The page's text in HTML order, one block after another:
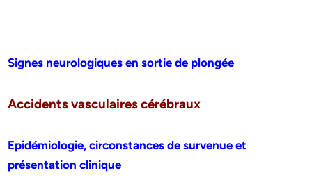
Signes neurologiques en sortie de plongée
Accidents vasculaires cérébraux
Epidémiologie, circonstances de survenue et
présentation clinique